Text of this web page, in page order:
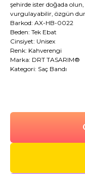
şehirde ister doğada olun,
vurgulayabilir, özgün
Barkod: AX-HB-0022
Beden: Tek Ebat
Cinsiyet: Unisex
Renk: Kahverengi
Marka: DRT TASARIM®
Kategori: Saç Bandı